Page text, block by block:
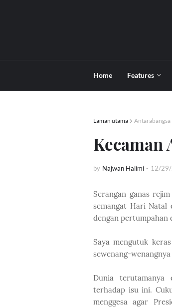
Home Features
Laman utama Antarabangsa
Kecaman
by Najwan Halimi - 12/
Serangan ganas
semangat Hari Natal
dengan pertumpahan
Saya mengutuk
sewenang-
Dunia terutamanya
terhadap isu ini.
menggesa agar